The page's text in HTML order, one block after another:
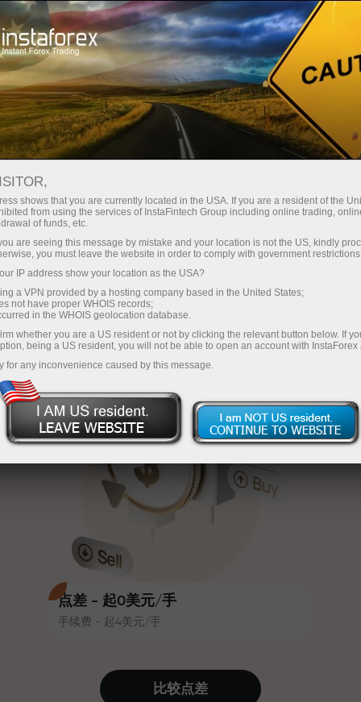
InstaForex
点差 - 起0美元/手
手续费 - 起4美元/手
通过InstaForex获得真正竞争力的机
点差和手续费，以及股票和指数交
易的优惠条件
时可获得高达30%的奖金，并享受
其他促销活动和优惠
赛道速度与交易速度共享相同价值
观。Ales Loprais将刺激与纪律元素
带入交易世界，作为InstaForex合作
伙伴，激励客户实现雄心勃勃的目
值账户即可获得iPhone、MacBook
或梦想旅行
最低
每笔存款
30%奖金
交易速度
与赛道速度
您的专属礼物大奖
充值$333—选择价值高达$1,500的礼物
无风险交易—
我们保证您的利润
最高X1000奖金—市场上最大倍数
比较点差
shows that you are currently located in the USA. If you are a resident of the
from using the services of InstaFintech Group including online trading,
of funds, etc.
are seeing this message by mistake and your location is not the US, kindly
you must leave the website in order to comply with government
IP address show your location as the USA?
a VPN provided by a hosting company based in the United States;
not have proper WHOIS records;
in the WHOIS geolocation database.
whether you are a US resident or not by clicking the relevant button below. If
being a US resident, you will not be able to open an account with InstaForex
for any inconvenience caused by this message.